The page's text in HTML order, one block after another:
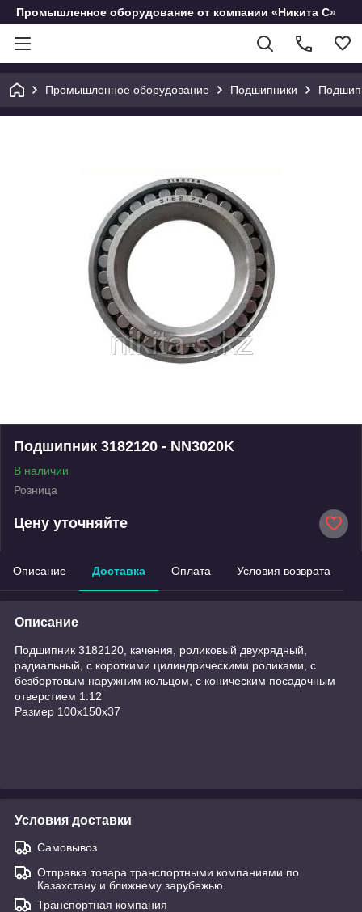
Промышленное оборудование от компании «Никита С»
Промышленное оборудование Подшипники
Подшипник 3182120 - NN3020K
В наличии
Розница
Цену уточняйте
Описание Доставка Оплата Условия возврата
Описание
Подшипник 3182120, качения, роликовый двухрядный,
радиальный, с короткими цилиндрическими роликами, с
безбортовым наружним кольцом, с коническим посадочным
отверстием 1:12
Размер 100х150х37
Условия доставки
Самовывоз
Отправка товара транспортными компаниями по
Казахстану и ближнему зарубежью.
Транспортная компания